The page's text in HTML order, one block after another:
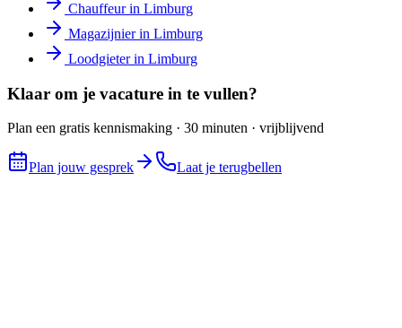
Chauffeurin Limburg
Magazijnierin Limburg
Loodgieterin Limburg
Klaar om je vacature in te vullen?
Plan een gratis kennismaking · 30 minuten · vrijblijvend
Plan jouw gesprek Laat je terugbellen